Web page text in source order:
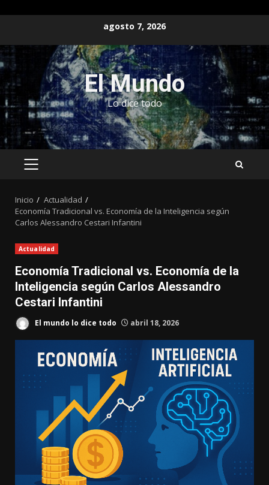
contenido
agosto 7, 2026
El Mundo
Lo dice todo
MENÚ
Inicio
Actualidad
Economía Tradicional vs. Economía de la Inteligencia según
Carlos Alessandro Cestari Infantini
Actualidad
Economía Tradicional vs. Economía de la
Inteligencia según Carlos Alessandro
Cestari Infantini
El mundo lo dice todo abril 18, 2026